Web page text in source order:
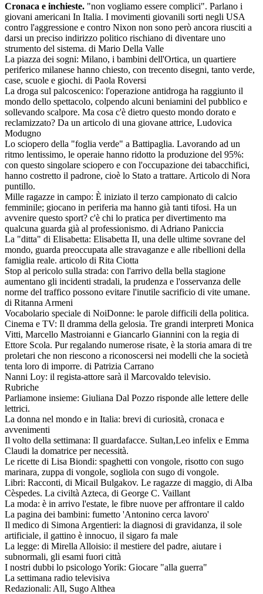
Cronaca e inchieste. "non vogliamo essere complici". Parlano i
giovani americani In Italia. I movimenti giovanili sorti negli USA
contro l'aggressione e contro Nixon non sono però ancora riusciti a
darsi un preciso indirizzo politico rischiano di diventare uno
strumento del sistema. di Mario Della Valle
La piazza dei sogni: Milano, i bambini dell'Ortica, un quartiere
periferico milanese hanno chiesto, con trecento disegni, tanto verde,
case, scuole e giochi. di Paola Roversi
La droga sul palcoscenico: l'operazione antidroga ha raggiunto il
mondo dello spettacolo, colpendo alcuni beniamini del pubblico e
sollevando scalpore. Ma cosa c'è dietro questo mondo dorato e
reclamizzato? Da un articolo di una giovane attrice, Ludovica
Modugno
Lo sciopero della "foglia verde" a Battipaglia. Lavorando ad un
ritmo lentissimo, le operaie hanno ridotto la produzione del 95%:
con questo singolare sciopero e con l'occupazione dei tabacchifici,
hanno costretto il padrone, cioè lo Stato a trattare. Articolo di Nora
puntillo.
Mille ragazze in campo: È iniziato il terzo campionato di calcio
femminile; giocano in periferia ma hanno già tanti tifosi. Ha un
avvenire questo sport? c'è chi lo pratica per divertimento ma
qualcuna guarda già al professionismo. di Adriano Paniccia
La "ditta" di Elisabetta: Elisabetta II, una delle ultime sovrane del
mondo, guarda preoccupata alle stravaganze e alle ribellioni della
famiglia reale. articolo di Rita Ciotta
Stop al pericolo sulla strada: con l'arrivo della bella stagione
aumentano gli incidenti stradali, la prudenza e l'osservanza delle
norme del traffico possono evitare l'inutile sacrificio di vite umane.
di Ritanna Armeni
Vocabolario speciale di NoiDonne: le parole difficili della politica.
Cinema e TV: Il dramma della gelosia. Tre grandi interpreti Monica
Vitti, Marcello Mastroianni e Giancarlo Giannini con la regia di
Ettore Scola. Pur regalando numerose risate, è la storia amara di tre
proletari che non riescono a riconoscersi nei modelli che la società
tenta loro di imporre. di Patrizia Carrano
Nanni Loy: il regista-attore sarà il Marcovaldo televisio.
Rubriche
Parliamone insieme: Giuliana Dal Pozzo risponde alle lettere delle
lettrici.
La donna nel mondo e in Italia: brevi di curiosità, cronaca e
avvenimenti
Il volto della settimana: Il guardafacce. Sultan,Leo infelix e Emma
Claudi la domatrice per necessità.
Le ricette di Lisa Biondi: spaghetti con vongole, risotto con sugo
marinara, zuppa di vongole, sogliola con sugo di vongole.
Libri: Racconti, di Micail Bulgakov. Le ragazze di maggio, di Alba
Cèspedes. La civiltà Azteca, di George C. Vaillant
La moda: è in arrivo l'estate, le fibre nuove per affrontare il caldo
La pagina dei bambini: fumetto 'Antonino cerca lavoro'
Il medico di Simona Argentieri: la diagnosi di gravidanza, il sole
artificiale, il gattino è innocuo, il sigaro fa male
La legge: di Mirella Alloisio: il mestiere del padre, aiutare i
subnormali, gli esami fuori città
I nostri dubbi lo psicologo Yorik: Giocare "alla guerra"
La settimana radio televisiva
Redazionali: All, Sugo Althea